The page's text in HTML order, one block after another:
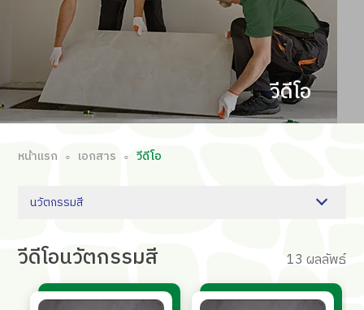
วีดีโอ
หน้าแรก ∘ เอกสาร ∘ วีดีโอ
นวัตกรรมสี
วีดีโอนวัตกรรมสี 13 ผลลัพธ์